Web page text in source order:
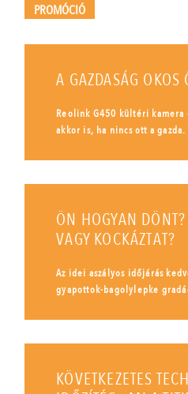
PROMÓCIÓ
A GAZDASÁG OKOS
Reolink G450 kültéri
akkor is, ha nincs ott a gazda.
ÖN HOGYAN
VAGY KOCKÁZTAT?
Az idei aszályos időjárás
gyapottok-bagolylepke
KÖVETKEZETES